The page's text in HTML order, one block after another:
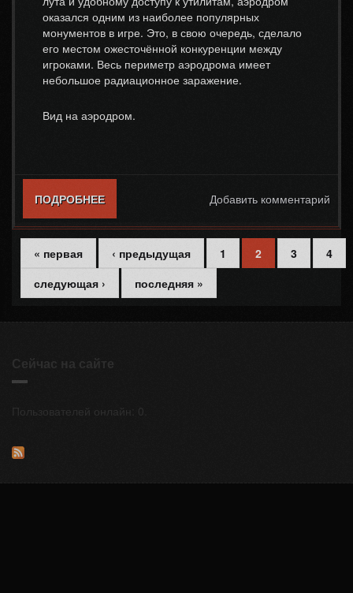
оказался одним из наиболее популярных
монументов в игре. Это, в свою очередь, сделало
его местом ожесточённой конкуренции между
игроками. Весь периметр аэродрома имеет
небольшое радиационное заражение.
Вид на аэродром.
ПОДРОБНЕЕО АЭРОДРОМ / AIRFIELDДобавить комментарий
Страницы
« первая ‹ предыдущая 1 2 3
4
следующая ›
последняя »
Сейчас на сайте
Пользователей онлайн: 0.